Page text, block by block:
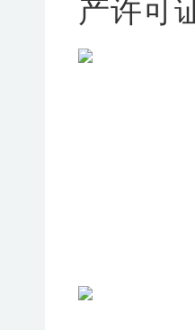
产许可